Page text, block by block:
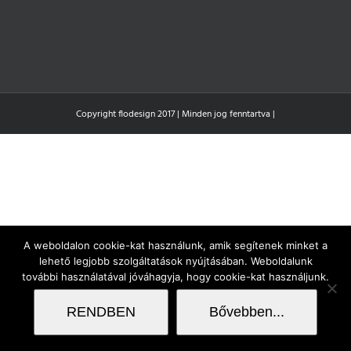
Copyright flodesign 2017 | Minden jog fenntartva |
A weboldalon cookie-kat használunk, amik segítenek minket a
lehető legjobb szolgáltatások nyújtásában. Weboldalunk
további használatával jóváhagyja, hogy cookie-kat használjunk.
RENDBEN Bővebben...